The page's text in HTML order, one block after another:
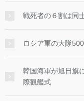
戦死者の６割は同
ロシア軍の大隊
韓国海軍が旭日
際観艦式